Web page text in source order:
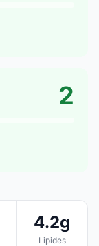
2
4.2g
Lipides